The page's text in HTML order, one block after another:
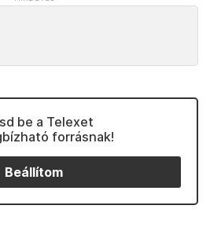
be a Telexet
forrásnak!
Beállítom